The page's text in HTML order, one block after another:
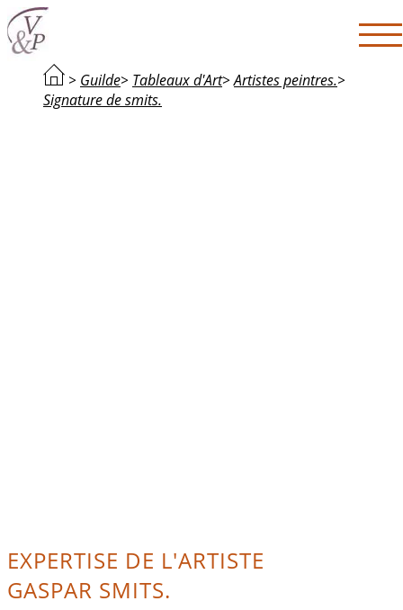
> Guilde> Tableaux d'Art>Artistes peintres.>
Signature de smits.
EXPERTISE DE L'ARTISTE
GASPAR SMITS.